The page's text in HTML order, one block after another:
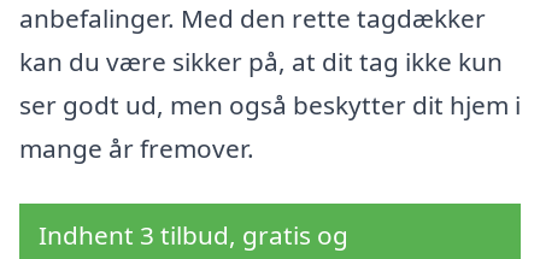
anbefalinger. Med den rette tagdækker
kan du være sikker på, at dit tag ikke kun
ser godt ud, men også beskytter dit hjem i
mange år fremover.
Indhent 3 tilbud, gratis og